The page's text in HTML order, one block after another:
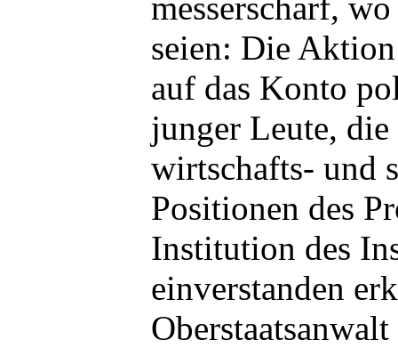
messerscharf,
seien: Die
auf das Konto
junger Leute,
wirtschafts- und
Positionen des
Institution des
einverstanden